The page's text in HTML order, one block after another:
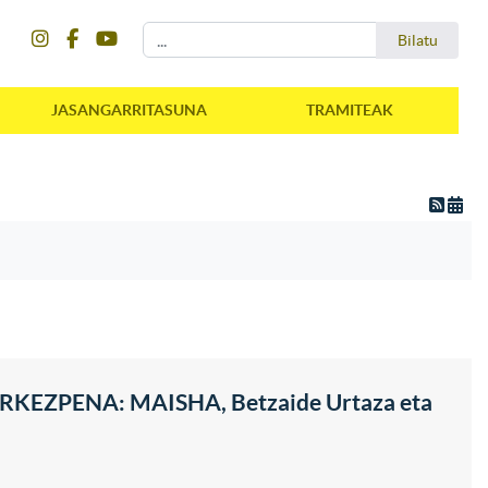
Bilatu
JASANGARRITASUNA TRAMITEAK
MAISHA, Betzaide Urtaza eta